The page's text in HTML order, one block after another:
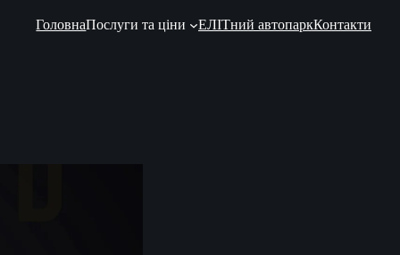
ГоловнаПослуги та ціни ЕЛІТний автопаркКонтакти